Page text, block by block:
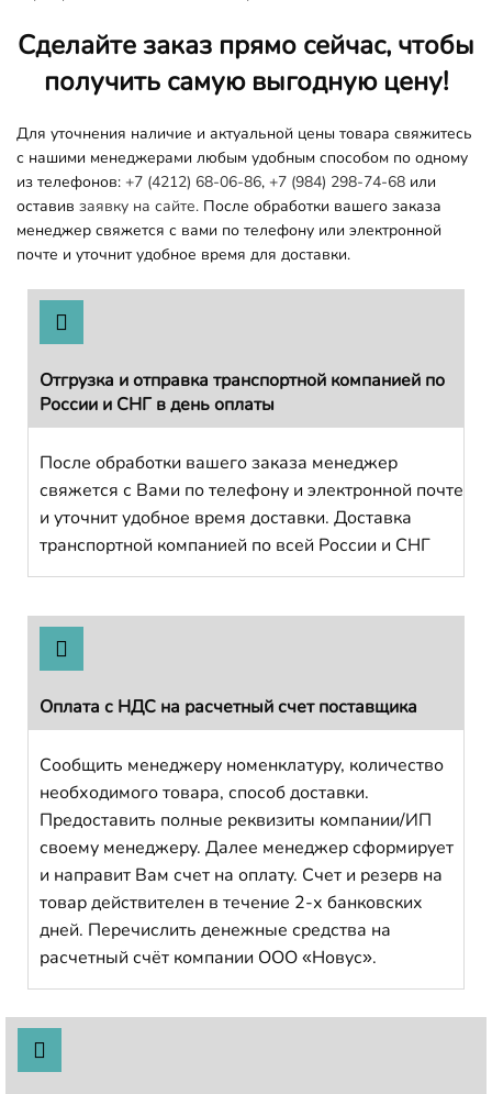
Сделайте заказ прямо сейчас, чтобы
получить самую выгодную цену!
Для уточнения наличие и актуальной цены товара свяжитесь
с нашими менеджерами любым удобным способом по одному
из телефонов: +7 (4212) 68-06-86, +7 (984) 298-74-68 или
оставив заявку на сайте. После обработки вашего заказа
менеджер свяжется с вами по телефону или электронной
почте и уточнит удобное время для доставки.
Отгрузка и отправка транспортной компанией по
России и СНГ в день оплаты
После обработки вашего заказа менеджер
свяжется с Вами по телефону и электронной почте
и уточнит удобное время доставки. Доставка
транспортной компанией по всей России и СНГ
Оплата с НДС на расчетный счет поставщика
Сообщить менеджеру номенклатуру, количество
необходимого товара, способ доставки.
Предоставить полные реквизиты компании/ИП
своему менеджеру. Далее менеджер сформирует
и направит Вам счет на оплату. Счет и резерв на
товар действителен в течение 2-х банковских
дней. Перечислить денежные средства на
расчетный счёт компании ООО «Новус».